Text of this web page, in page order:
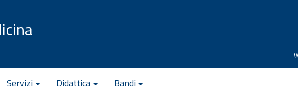
Servizi Didattica Bandi